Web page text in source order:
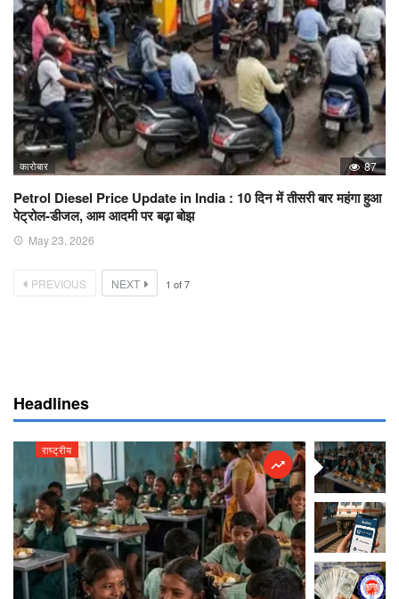
कारोबार 87
Petrol Diesel Price Update in India : 10 दिन में तीसरी बार महंगा हुआ
पेट्रोल-डीजल, आम आदमी पर बढ़ा बोझ
May 23, 2026
PREVIOUS NEXT 1 of7
Headlines
राष्ट्रीय राष्ट्रीय